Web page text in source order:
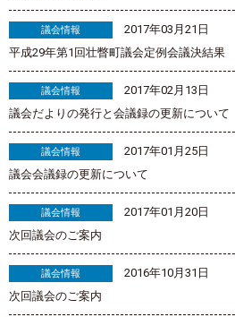
議会情報
2017年03月21日
平成29年第1回壮瞥町議会定例会議決結果
議会情報
2017年02月13日
議会だよりの発行と会議録の更新について
議会情報
2017年01月25日
議会会議録の更新について
議会情報
2017年01月20日
次回議会のご案内
議会情報
2016年10月31日
次回議会のご案内